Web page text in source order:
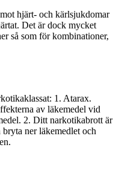
hjärt- och kärlsjukdomar
Det är dock mycket
så som för kombinationer,
1. Atarax.
av läkemedel vid
2. Ditt narkotikabrott är
ner läkemedlet och